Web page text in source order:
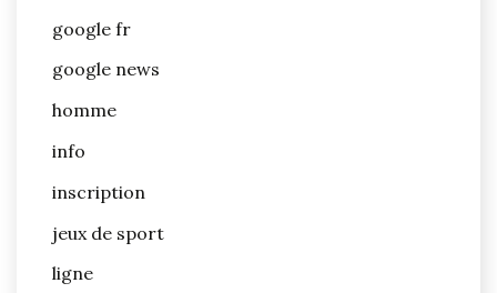
google fr
google news
homme
info
inscription
jeux de sport
ligne